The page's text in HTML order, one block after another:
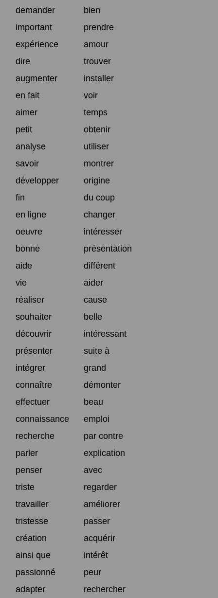
demander
bien
important
prendre
expérience
amour
dire
trouver
augmenter
installer
en fait
voir
aimer
temps
petit
obtenir
analyse
utiliser
savoir
montrer
développer
origine
fin
du coup
en ligne
changer
oeuvre
intéresser
bonne
présentation
aide
différent
vie
aider
réaliser
cause
souhaiter
belle
découvrir
intéressant
présenter
suite à
intégrer
grand
connaître
démonter
effectuer
beau
connaissance
emploi
recherche
par contre
parler
explication
penser
avec
triste
regarder
travailler
améliorer
tristesse
passer
création
acquérir
ainsi que
intérêt
passionné
peur
adapter
rechercher